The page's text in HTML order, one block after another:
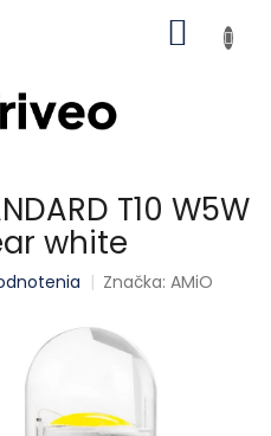
T10 W5W
white
je 0,0 z 5 hviezdičiek.
Značka:AMiO